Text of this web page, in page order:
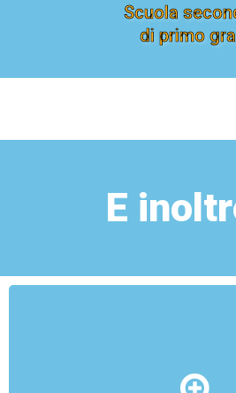
Scuola
di primo
E